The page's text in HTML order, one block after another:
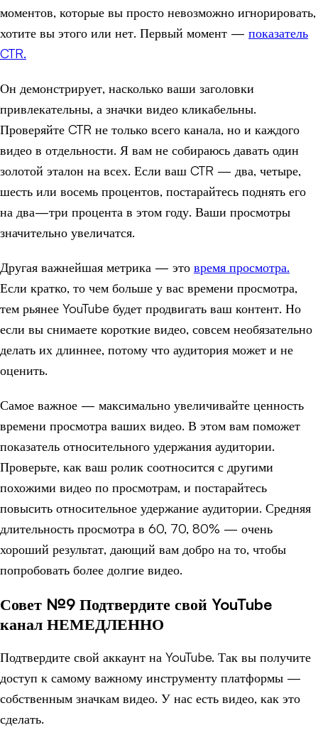
моментов, которые вы просто невозможно игнорировать,
хотите вы этого или нет. Первый момент — показатель
CTR.
Он демонстрирует, насколько ваши заголовки
привлекательны, а значки видео кликабельны.
Проверяйте CTR не только всего канала, но и каждого
видео в отдельности. Я вам не собираюсь давать один
золотой эталон на всех. Если ваш CTR — два, четыре,
шесть или восемь процентов, постарайтесь поднять его
на два—три процента в этом году. Ваши просмотры
значительно увеличатся.
Другая важнейшая метрика — это время просмотра.
Если кратко, то чем больше у вас времени просмотра,
тем рьянее YouTube будет продвигать ваш контент. Но
если вы снимаете короткие видео, совсем необязательно
делать их длиннее, потому что аудитория может и не
оценить.
Самое важное — максимально увеличивайте ценность
времени просмотра ваших видео. В этом вам поможет
показатель относительного удержания аудитории.
Проверьте, как ваш ролик соотносится с другими
похожими видео по просмотрам, и постарайтесь
повысить относительное удержание аудитории. Средняя
длительность просмотра в 60, 70, 80% — очень
хороший результат, дающий вам добро на то, чтобы
попробовать более долгие видео.
Совет №9 Подтвердите свой YouTube
канал НЕМЕДЛЕННО
Подтвердите свой аккаунт на YouTube. Так вы получите
доступ к самому важному инструменту платформы —
собственным значкам видео. У нас есть видео, как это
сделать.